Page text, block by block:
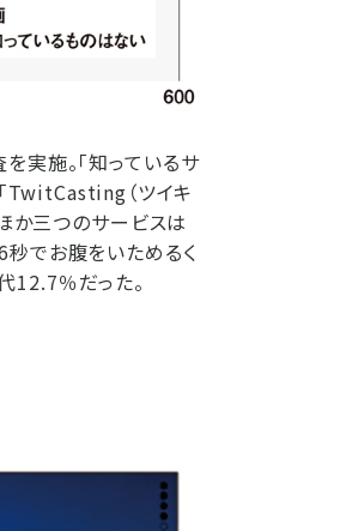
実施。「知っているサ
TwitCasting（ツイキ
か三つのサービスは
秒でお腹をいためるく
12.7％だった。